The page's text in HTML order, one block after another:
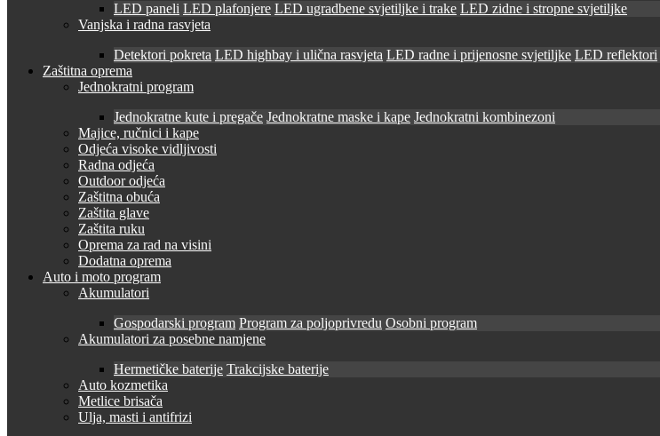
LED paneli LED plafonjere LED ugradbene svjetiljke i trake LED zidne i stropne svjetiljke
Vanjska i radna rasvjeta
Detektori pokreta LED highbay i ulična rasvjeta LED radne i prijenosne svjetiljke LED reflektori
Zaštitna oprema
Jednokratni program
Jednokratne kute i pregače Jednokratne maske i kape Jednokratni kombinezoni
Majice, ručnici i kape
Odjeća visoke vidljivosti
Radna odjeća
Outdoor odjeća
Zaštitna obuća
Zaštita glave
Zaštita ruku
Oprema za rad na visini
Dodatna oprema
Auto i moto program
Akumulatori
Gospodarski program Program za poljoprivredu Osobni program
Akumulatori za posebne namjene
Hermetičke baterije Trakcijske baterije
Auto kozmetika
Metlice brisača
Ulja, masti i antifrizi